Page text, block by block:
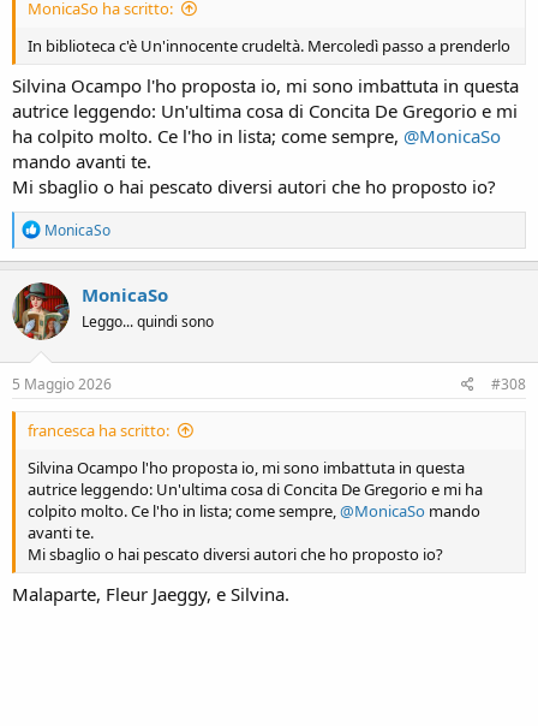
MonicaSo ha scritto:
In biblioteca c'è Un'innocente crudeltà. Mercoledì passo a prenderlo
Silvina Ocampo l'ho proposta io, mi sono imbattuta in questa
autrice leggendo: Un'ultima cosa di Concita De Gregorio e mi
ha colpito molto. Ce l'ho in lista; come sempre, @MonicaSo
mando avanti te.
Mi sbaglio o hai pescato diversi autori che ho proposto io?
R
e
a
c
t
i
o
n
s
MonicaSo
MonicaSo
Leggo... quindi sono
5 Maggio 2026 #308
francesca ha scritto:
Silvina Ocampo l'ho proposta io, mi sono imbattuta in questa
autrice leggendo: Un'ultima cosa di Concita De Gregorio e mi ha
colpito molto. Ce l'ho in lista; come sempre, @MonicaSo mando
avanti te.
Mi sbaglio o hai pescato diversi autori che ho proposto io?
Malaparte, Fleur Jaeggy, e Silvina.